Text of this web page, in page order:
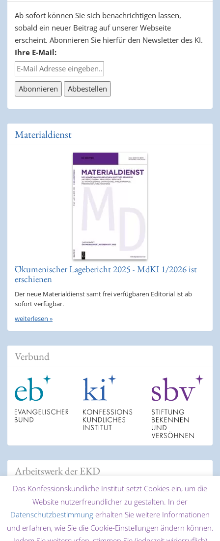
Ab sofort können Sie sich benachrichtigen lassen,
sobald ein neuer Beitrag auf unserer Webseite
erscheint. Abonnieren Sie hierfür den Newsletter des KI.
Ihre E-Mail:
Materialdienst
Ökumenischer Lagebericht 2025 - MdKI 1/2026 ist
erschienen
Der neue Materialdienst samt frei verfügbaren Editorial ist ab
sofort verfügbar.
weiterlesen »
Verbund
Arbeitswerk der EKD
Das Konfessionskundliche Institut setzt Cookies ein, um die
Website nutzerfreundlicher zu gestalten. In der
Datenschutzbestimmung erhalten Sie weitere Informationen
und erfahren, wie Sie die Cookie-Einstellungen ändern können.